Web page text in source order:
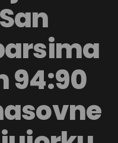
94:90